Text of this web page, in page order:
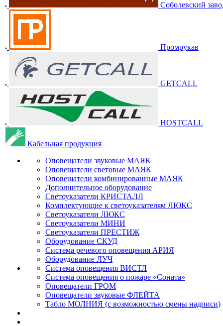
Соболевский
Промрукав
GETCALL
HOSTCALL
Кабельная продукция
Оповещатели звуковые МАЯК
Оповещатели световые МАЯК
Оповещатели комбинированные МАЯК
Дополнительное оборудование
Светоуказатели КРИСТАЛЛ
Комплектующие к светоуказателям ЛЮКС
Светоуказатели ЛЮКС
Светоуказатели МИНИ
Светоуказатели ПРЕСТИЖ
Оборудование СКУД
Система речевого оповещения АРИЯ
Оборудование ЛУЧ
Система оповещения ВИСТЛ
Система оповещения о пожаре «Соната»
Оповещатели ГРОМ
Оповещатели звуковые ФЛЕЙТА
Табло МОЛНИЯ (с возможностью смены надписи)